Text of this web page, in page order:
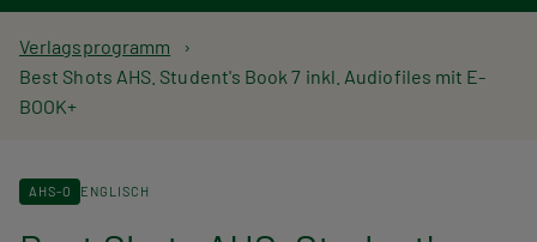
P
f
d
Verlagsprogramm
Best Shots AHS. Student's Book 7 inkl. Audiofiles mit E-
BOOK+
AHS-O ENGLISCH